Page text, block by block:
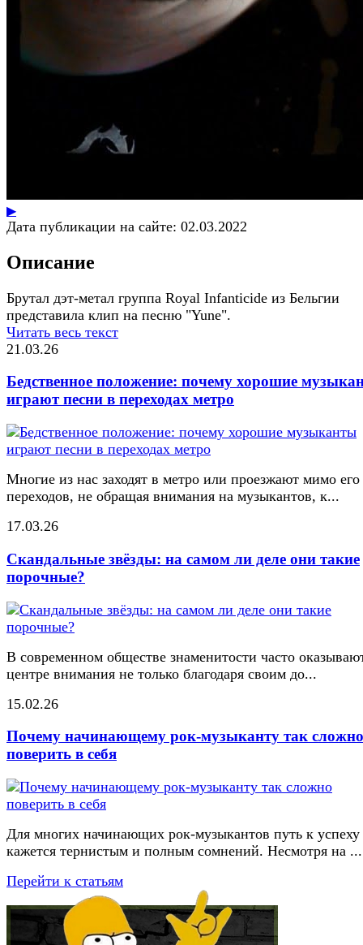
▶
Дата публикации на сайте: 02.03.2022
Описание
Брутал дэт-метал группа Royal Infanticide из Бельгии
представила клип на песню "Yune".
Читать весь текст
21.03.26
Бедственное положение: почему хорошие
играют песни в переходах метро
Многие из нас заходят в метро или проезжают мимо его
переходов, не обращая внимания на музыкантов, к...
17.03.26
Скандальные звёзды: на самом ли деле они такие
порочные?
В современном обществе знаменитости часто
центре внимания не только благодаря своим до...
15.02.26
Почему начинающему рок-музыканту так сложно
поверить в себя
Для многих начинающих рок-музыкантов путь к успеху
кажется тернистым и полным сомнений. Несмотря на ...
Перейти к статьям